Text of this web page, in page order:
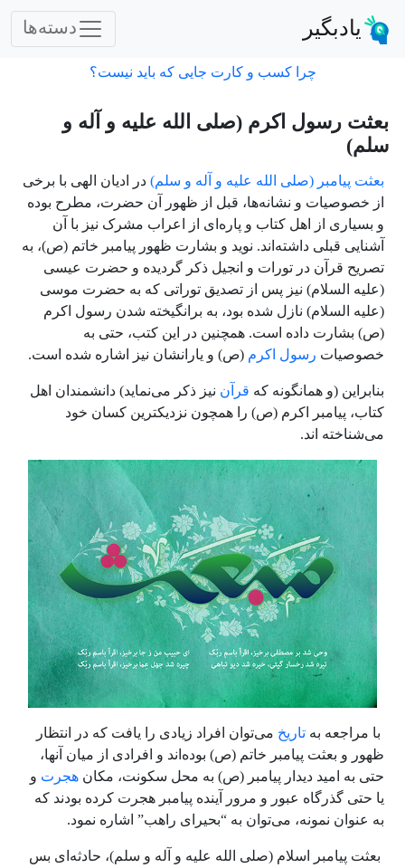
یادبگیر دسته‌ها
چرا کسب و کارت جایی که باید نیست؟
بعثت رسول اکرم (صلی الله علیه و آله و
سلم)
بعثت پیامبر (صلی الله علیه و آله و سلم) در ادیان الهی با برخی
از خصوصیات و نشانه‌ها، قبل از ظهور آن حضرت، مطرح بوده
و بسیاری از اهل کتاب و پاره‌ای از اعراب مشرک نیز با آن
آشنایی قبلی داشته‌اند. نوید و بشارت ظهور پیامبر خاتم (ص)، به
تصریح قرآن در تورات و انجیل ذکر گردیده و حضرت عیسی
(علیه السلام) نیز پس از تصدیق توراتی که به حضرت موسی
(علیه السلام) نازل شده بود، به برانگیخته شدن رسول اکرم
(ص)بشارت داده است. همچنین در این کتب، حتی به
خصوصیات رسول اکرم (ص)و یارانشان نیز اشاره شده است.
بنابراین (و همانگونه که قرآن نیز ذکر می‌نماید) دانشمندان اهل
کتاب، پیامبر اکرم (ص)را همچون نزدیکترین کسان خود
می‌شناخته اند.
با مراجعه به تاریخ می‌توان افراد زیادی را یافت که در انتظار
ظهور و بعثت پیامبر خاتم (ص)بوده‌اند و افرادی از میان آنها،
حتی به امید دیدار پیامبر (ص)به محل سکونت، مکان هجرت و
یا حتی گذرگاه عبور و مرور آینده پیامبر هجرت کرده بودند که
به عنوان نمونه، می‌توان به “بحیرای راهب” اشاره نمود.
بعثت پیامبر اسلام (صلی الله علیه و آله و سلم)، حادثه‌ای بس